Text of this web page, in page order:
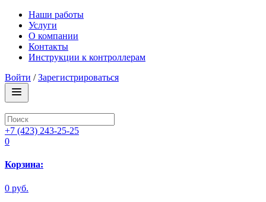
Наши работы
Услуги
О компании
Контакты
Инструкции к контроллерам
Войти /Зарегистрироваться
+7 (423) 243-25-25
0
Корзина:
0 руб.